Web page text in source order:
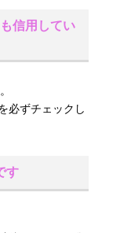
信用してい
必ずチェックし
す